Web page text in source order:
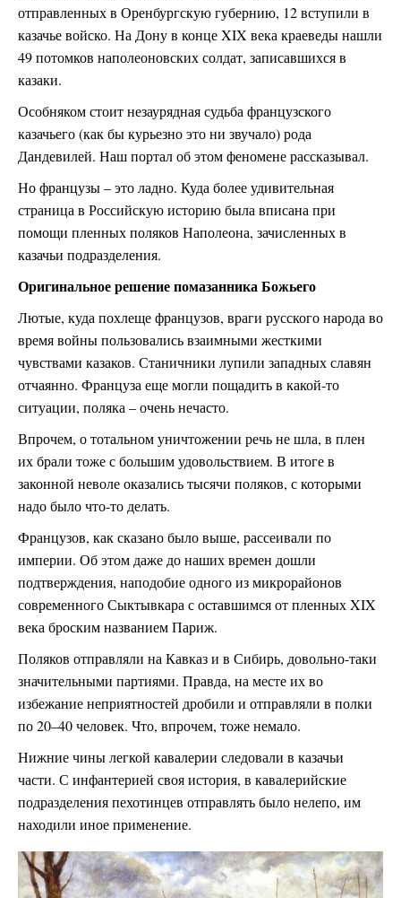
отправленных в Оренбургскую губернию, 12 вступили в
казачье войско. На Дону в конце XIX века краеведы нашли
49 потомков наполеоновских солдат, записавшихся в
казаки.
Особняком стоит незаурядная судьба французского
казачьего (как бы курьезно это ни звучало) рода
Дандевилей. Наш портал об этом феномене рассказывал.
Но французы – это ладно. Куда более удивительная
страница в Российскую историю была вписана при
помощи пленных поляков Наполеона, зачисленных в
казачьи подразделения.
Оригинальное решение помазанника Божьего
Лютые, куда похлеще французов, враги русского народа во
время войны пользовались взаимными жесткими
чувствами казаков. Станичники лупили западных славян
отчаянно. Француза еще могли пощадить в какой-то
ситуации, поляка – очень нечасто.
Впрочем, о тотальном уничтожении речь не шла, в плен
их брали тоже с большим удовольствием. В итоге в
законной неволе оказались тысячи поляков, с которыми
надо было что-то делать.
Французов, как сказано было выше, рассеивали по
империи. Об этом даже до наших времен дошли
подтверждения, наподобие одного из микрорайонов
современного Сыктывкара с оставшимся от пленных XIX
века броским названием Париж.
Поляков отправляли на Кавказ и в Сибирь, довольно-таки
значительными партиями. Правда, на месте их во
избежание неприятностей дробили и отправляли в полки
по 20–40 человек. Что, впрочем, тоже немало.
Нижние чины легкой кавалерии следовали в казачьи
части. С инфантерией своя история, в кавалерийские
подразделения пехотинцев отправлять было нелепо, им
находили иное применение.